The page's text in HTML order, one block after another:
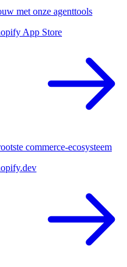
met onze agenttools
App Store
commerce-ecosysteem